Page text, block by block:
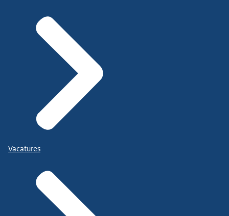
Vacatures